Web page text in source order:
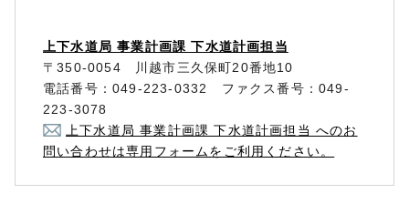
上下水道局 事業計画課 下水道計画担当
〒350-0054 川越市三久保町20番地10
電話番号：049-223-0332 ファクス番号：049-
223-3078
上下水道局 事業計画課 下水道計画担当 へのお
問い合わせは専用フォームをご利用ください。